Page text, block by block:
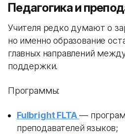
Педагогика и
Учителя редко думают о
но именно образование
главных направлений
поддержки.
Программы:
Fulbright FLTA —
преподавателей языков;